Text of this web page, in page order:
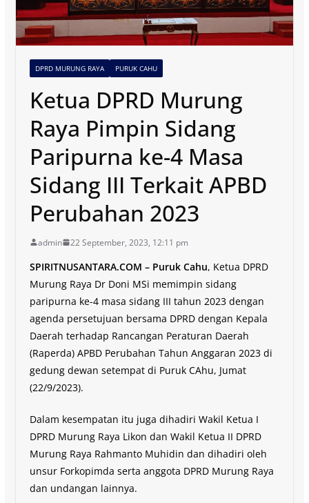
DPRD MURUNG RAYA PURUK CAHU
Ketua DPRD Murung
Raya Pimpin Sidang
Paripurna ke-4 Masa
Sidang III Terkait APBD
Perubahan 2023
admin 22 September, 2023, 12:11 pm
SPIRITNUSANTARA.COM – Puruk Cahu, Ketua DPRD
Murung Raya Dr Doni MSi memimpin sidang
paripurna ke-4 masa sidang III tahun 2023 dengan
agenda persetujuan bersama DPRD dengan Kepala
Daerah terhadap Rancangan Peraturan Daerah
(Raperda) APBD Perubahan Tahun Anggaran 2023 di
gedung dewan setempat di Puruk CAhu, Jumat
(22/9/2023).
Dalam kesempatan itu juga dihadiri Wakil Ketua I
DPRD Murung Raya Likon dan Wakil Ketua II DPRD
Murung Raya Rahmanto Muhidin dan dihadiri oleh
unsur Forkopimda serta anggota DPRD Murung Raya
dan undangan lainnya.